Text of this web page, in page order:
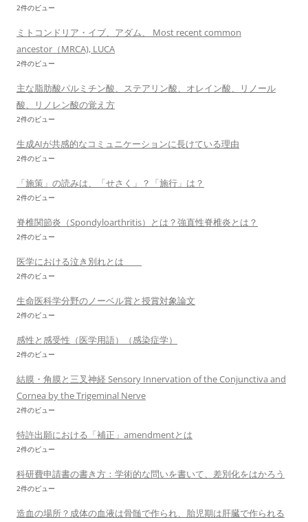
2件のビュー
ミトコンドリア・イブ、アダム、 Most recent common
ancestor（MRCA), LUCA
2件のビュー
主な脂肪酸パルミチン酸、ステアリン酸、オレイン酸、リノール
酸、リノレン酸の覚え方
2件のビュー
生成AIが共感的なコミュニケーションに長けている理由
2件のビュー
「施策」の読みは、「せさく」？「施行」は？
2件のビュー
脊椎関節炎（Spondyloarthritis）とは？強直性脊椎炎とは？
2件のビュー
医学における泣き別れとは
2件のビュー
生命医科学分野のノーベル賞と授賞対象論文
2件のビュー
感性と感受性（医学用語）（感染症学）
2件のビュー
結膜・角膜と三叉神経 Sensory Innervation of the Conjunctiva and
Cornea by the Trigeminal Nerve
2件のビュー
特許出願における「補正」amendmentとは
2件のビュー
科研費申請書の書き方：学術的な問いを書いて、差別化をはかろう
2件のビュー
造血の場所？成体の血液は骨髄で作られ、胎児期は肝臓で作られる